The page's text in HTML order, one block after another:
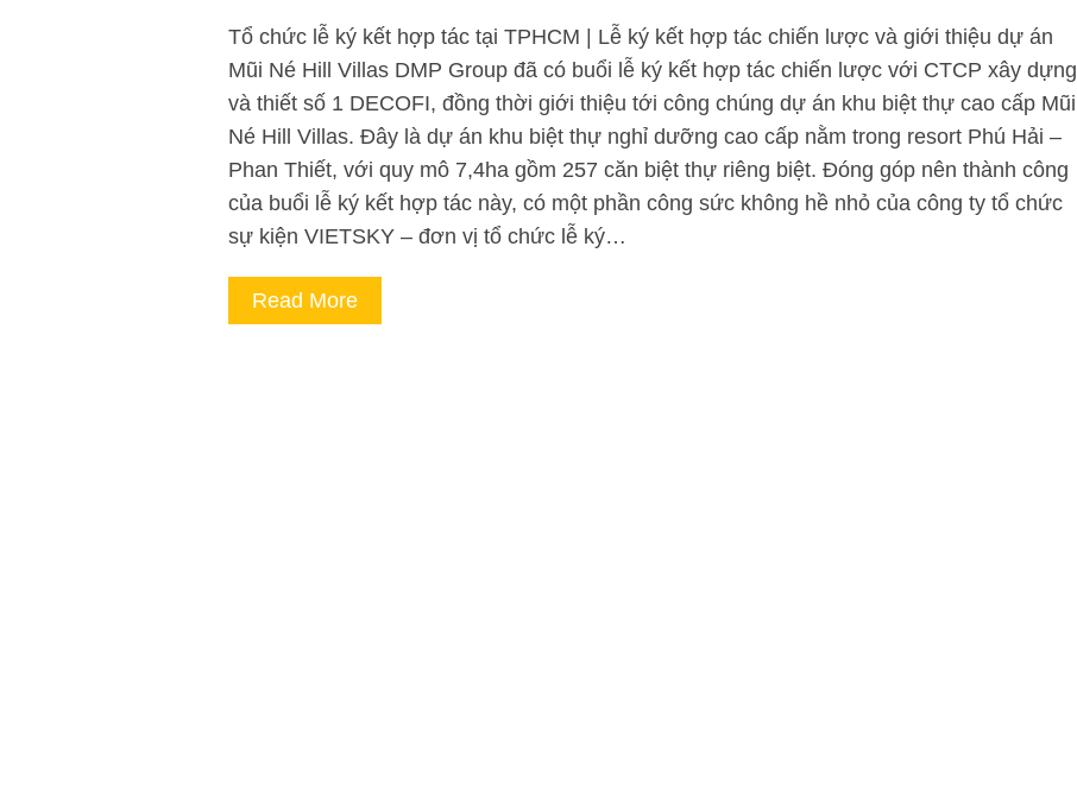
Tổ chức lễ ký kết hợp tác tại TPHCM | Lễ ký kết hợp tác chiến lược và giới thiệu dự án
Mũi Né Hill Villas DMP Group đã có buổi lễ ký kết hợp tác chiến lược với CTCP xây dựng
và thiết số 1 DECOFI, đồng thời giới thiệu tới công chúng dự án khu biệt thự cao cấp Mũi
Né Hill Villas. Đây là dự án khu biệt thự nghỉ dưỡng cao cấp nằm trong resort Phú Hải –
Phan Thiết, với quy mô 7,4ha gồm 257 căn biệt thự riêng biệt. Đóng góp nên thành công
của buổi lễ ký kết hợp tác này, có một phần công sức không hề nhỏ của công ty tổ chức
sự kiện VIETSKY – đơn vị tổ chức lễ ký…
Read More